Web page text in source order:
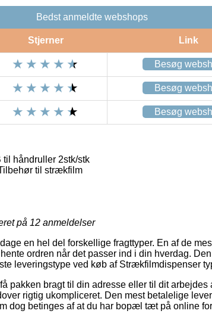
Bedst anmeldte webshops
Stjerner Link
Besøg
Besøg
Besøg
håndruller 2stk/stk
til strækfilm
på 12 anmeldelser
en hel del forskellige fragttyper. En af de
ordren når det passer ind i din hverdag.
leveringstype ved køb af Strækfilmdispenser
pakken bragt til din adresse eller til dit
rigtig ukompliceret. Den mest betalelige
dog betinges af at du har bopæl tæt på online